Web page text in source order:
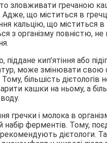
зловживати гречаною
що міститься в гречці
кальцію, що міститься в
з організму повністю,
кип’ятіння або
може змінювати свою
більшість дієтологів
кашки на ньому, а
гречки і молока в
набір ферментів. Тому,
дієтологи.